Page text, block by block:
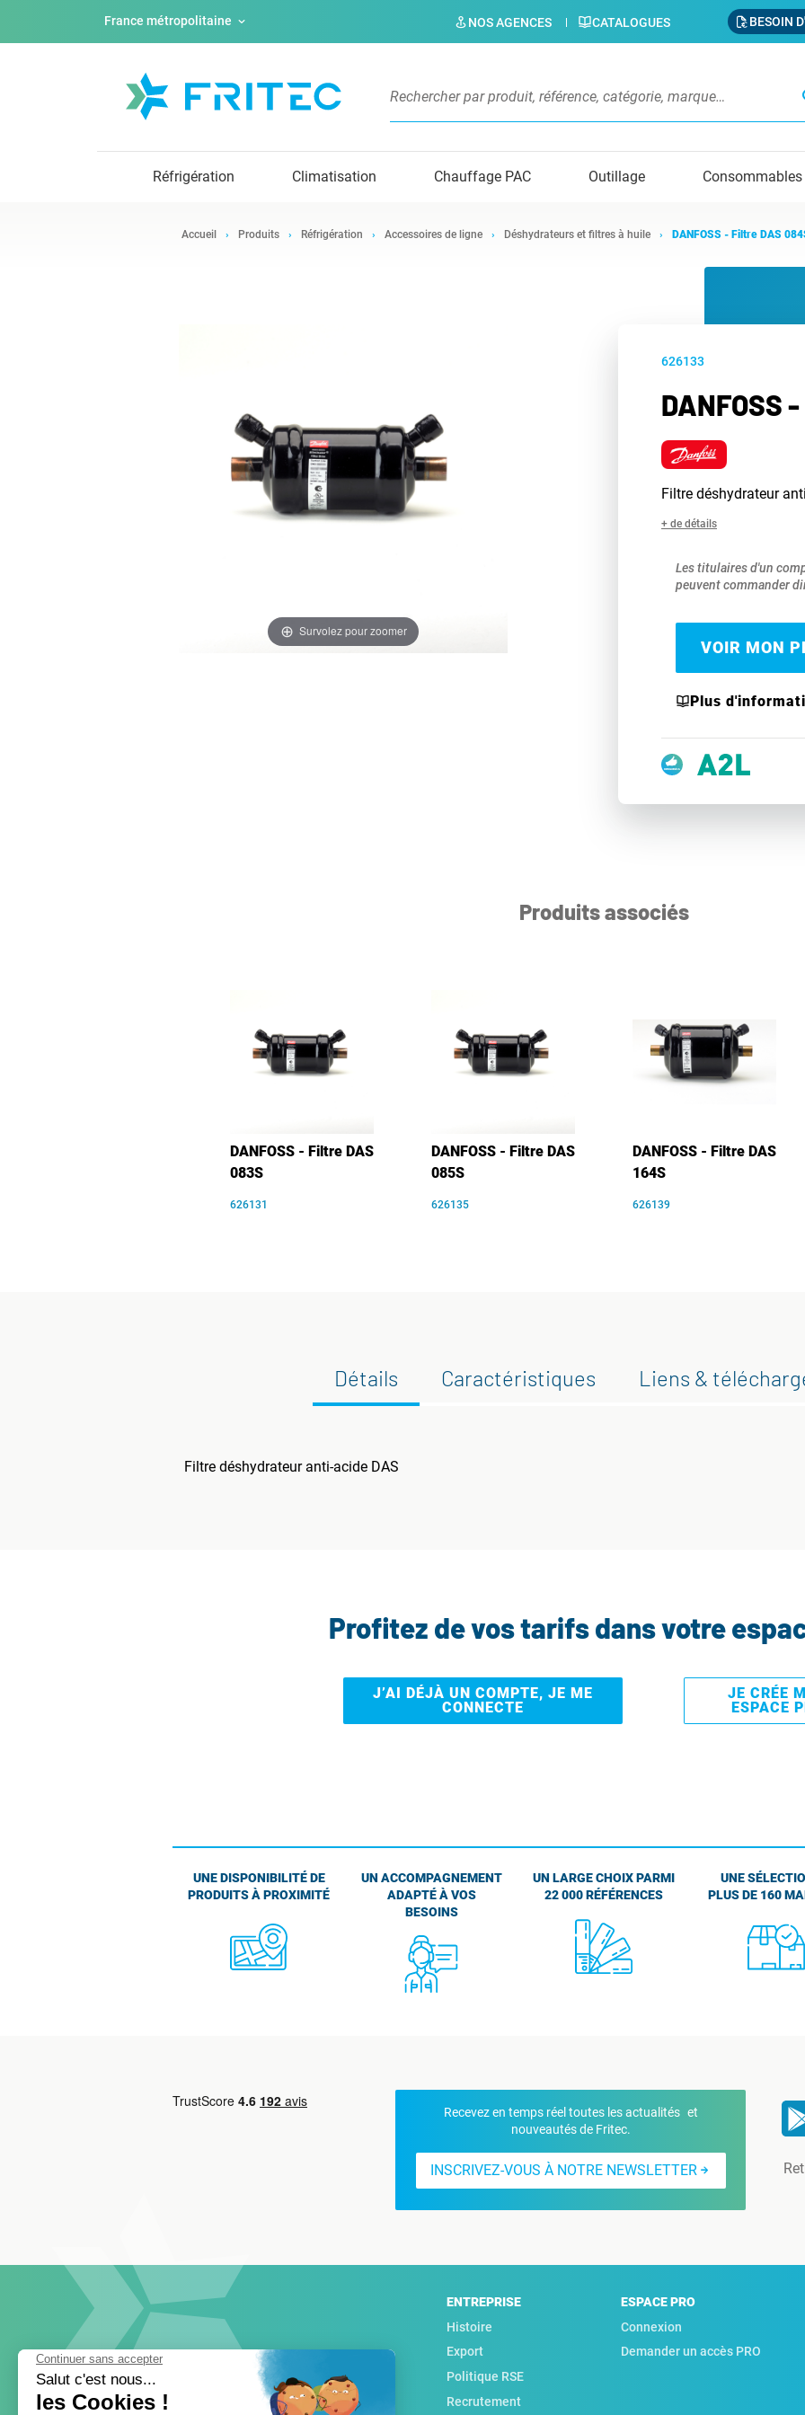
France métropolitaine NOS AGENCES CATALOGUES BESOIN
Réfrigération Climatisation Chauffage PAC Outillage Consommables
Accueil Produits Réfrigération Accessoires de ligne Déshydrateurs et filtres à huile DANFOSS - Filtre DAS
Survolez pour zoomer
626133
DANFOSS
Filtre déshydrateur
+ de détails
Les titulaires d'un
peuvent commander
VOIR MON
Plus
Produits associés
DANFOSS - Filtre DAS
083S
626131
DANFOSS - Filtre DAS
085S
626135
DANFOSS - Filtre DAS
164S
626139
Détails Caractéristiques Liens &
Filtre déshydrateur anti-acide DAS
Profitez de vos tarifs dans votre
J’AI DÉJÀ UN COMPTE, JE ME
CONNECTE
JE CRÉE
ESPACE
UNE DISPONIBILITÉ DE
PRODUITS À PROXIMITÉ
UN ACCOMPAGNEMENT
ADAPTÉ À VOS
BESOINS
UN LARGE CHOIX PARMI
22 000 RÉFÉRENCES
UNE
PLUS DE 160
Recevez en temps réel toutes les actualités et
nouveautés de Fritec.
INSCRIVEZ-VOUS À NOTRE NEWSLETTER
ENTREPRISE
Histoire
Export
Politique RSE
Recrutement
ESPACE PRO
Connexion
Demander un accès PRO